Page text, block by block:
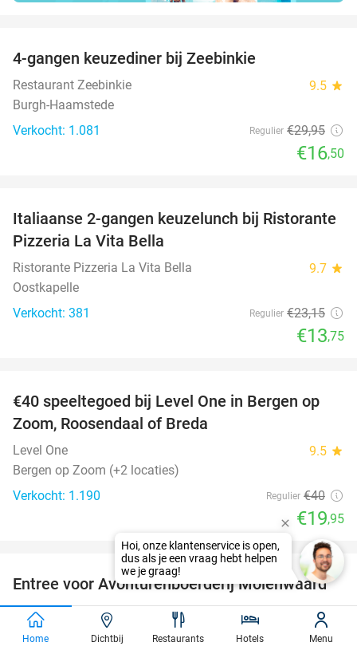
4-gangen keuzediner bij Zeebinkie
Restaurant Zeebinkie 9.5 star
Burgh-Haamstede
Verkocht: 1.081
Regulier €29,95
€16,50
41%
Italiaanse 2-gangen keuzelunch bij Ristorante
Pizzeria La Vita Bella
Ristorante Pizzeria La Vita Bella 9.7 star
Oostkapelle
Verkocht: 381
Regulier €23,15
€13,75
50%
€40 speeltegoed bij Level One in Bergen op
Zoom, Roosendaal of Breda
Level One 9.5 star
Bergen op Zoom (+2 locaties)
Verkocht: 1.190
Regulier €40
€19,95
27%
favorite_border
Entree voor Avonturenboerderij Molenwaard
Avonturenboerderij Molenwaard
Groot-Ammers
Home Dichtbij Restaurants Hotels Menu